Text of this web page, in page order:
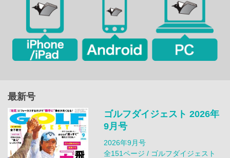
最新号
ゴルフダイジェスト 2026年
9月号
2026年9月号
全151ページ / ゴルフダイジェスト